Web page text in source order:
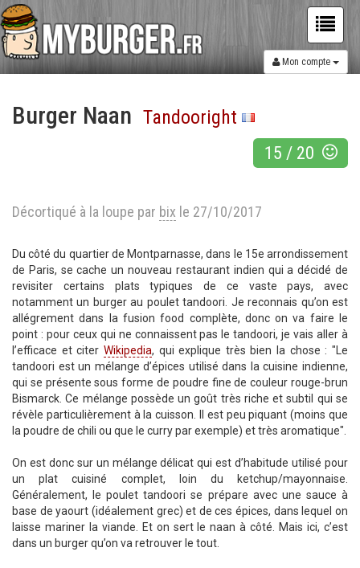
Mon compte
Burger Naan Tandooright
15 / 20
Décortiqué à la loupe par bix le 27/10/2017
Du côté du quartier de Montparnasse, dans le 15e arrondissement
de Paris, se cache un nouveau restaurant indien qui a décidé de
revisiter certains plats typiques de ce vaste pays, avec
notamment un burger au poulet tandoori. Je reconnais qu’on est
allégrement dans la fusion food complète, donc on va faire le
point : pour ceux qui ne connaissent pas le tandoori, je vais aller à
l’efficace et citer Wikipedia, qui explique très bien la chose : "Le
tandoori est un mélange d’épices utilisé dans la cuisine indienne,
qui se présente sous forme de poudre fine de couleur rouge-brun
Bismarck. Ce mélange possède un goût très riche et subtil qui se
révèle particulièrement à la cuisson. Il est peu piquant (moins que
la poudre de chili ou que le curry par exemple) et très aromatique".
On est donc sur un mélange délicat qui est d’habitude utilisé pour
un plat cuisiné complet, loin du ketchup/mayonnaise.
Généralement, le poulet tandoori se prépare avec une sauce à
base de yaourt (idéalement grec) et de ces épices, dans lequel on
laisse mariner la viande. Et on sert le naan à côté. Mais ici, c’est
dans un burger qu’on va retrouver le tout.